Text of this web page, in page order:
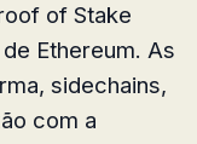
of Stake
Ethereum. As
sidechains,
com a